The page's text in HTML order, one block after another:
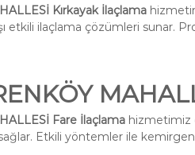
Kırkayak İlaçlama
etkili ilaçlama çözümleri sunar.
Fare İlaçlama hizmetimiz
Etkili yöntemler ile